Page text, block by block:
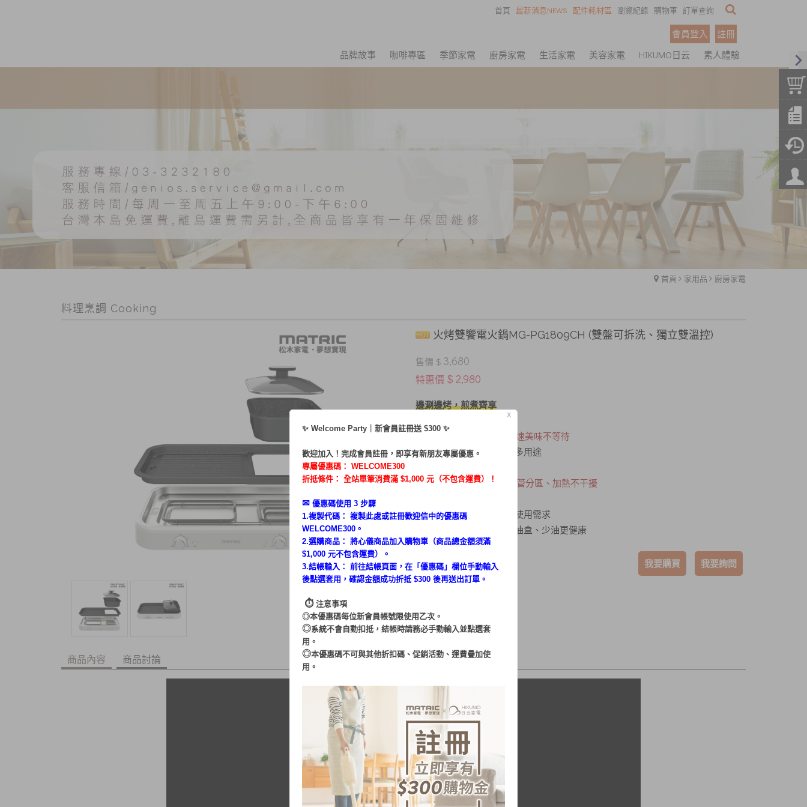
首頁 最新消息NEWS 配件耗材區 瀏覽紀錄 購物車 訂單查詢
會員登入
註冊
品牌故事
咖啡專區 季節家電 廚房家電 生活家電 美容家電 HIKUMO日云 素人體驗
首頁 家用品 廚房家電
料理烹調 Cooking
火烤雙饗電火鍋MG-PG1809CH (雙盤可拆洗、獨立雙溫控)
售價 $ 3,680
特惠價 $ 2,980
邊涮邊烤，煎煮齊享
．
1500W大功率，加熱快速美味不等待
．雙盤料理不受限，一機多用途
． 火、烤獨立雙溫控
雙管分區、加熱不干擾
．三段式溫控，滿足不同使用需求
．加深漏油口，抽屜式接油盒、少油更健康
我要購買 我要詢問
商品內容 商品討論
X
✨ Welcome Party｜新會員註冊送 $300 ✨
歡迎加入！完成會員註冊，即享有新朋友專屬優惠。
專屬優惠碼： WELCOME300
折抵條件： 全站單筆消費滿 $1,000 元（不包含運費）！
✉︎ 優惠碼使用 3 步驟
1.複製代碼： 複製此處或註冊歡迎信中的優惠碼
WELCOME300。
2.選購商品： 將心儀商品加入購物車（商品總金額須滿
$1,000 元不包含運費）。
3.結帳輸入： 前往結帳頁面，在「 優惠碼 」欄位手動輸入
後點選套用，確認金額成功折抵 $300 後再送出訂單。
⏱︎ 注意事項
◎本優惠碼每位新會員帳號限使用乙次。
◎系統不會自動扣抵，結帳時請務必手動輸入並點選套
用。
◎本優惠碼不可與其他折扣碼、促銷活動、運費疊加使
用。